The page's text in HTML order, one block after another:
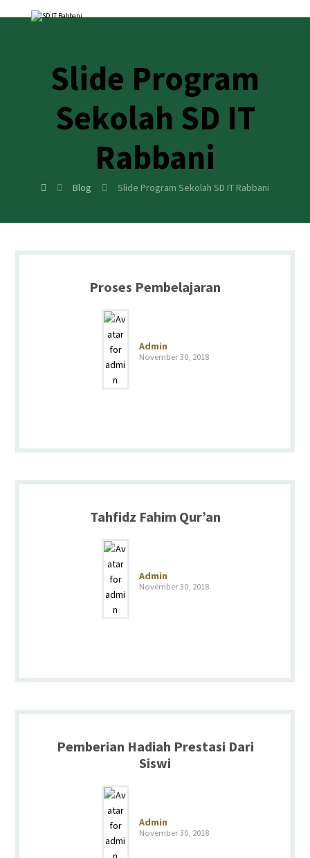
Slide Program
Sekolah SD IT
Rabbani
Blog Slide Program Sekolah SD IT Rabbani
Proses Pembelajaran
Admin
November 30, 2018
Tahfidz Fahim Qur’an
Admin
November 30, 2018
Pemberian Hadiah Prestasi Dari
Siswi
Admin
November 30, 2018